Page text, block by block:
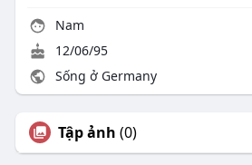
Nam
12/06/95
Sống ở Germany
Tập ảnh (0)